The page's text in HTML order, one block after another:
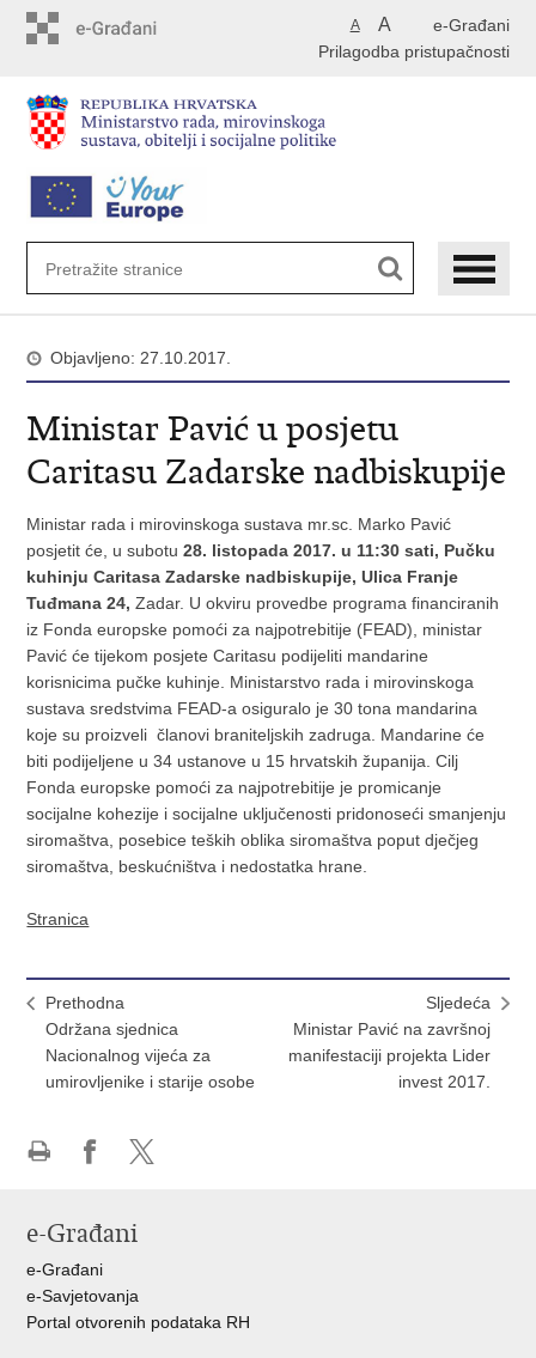
e-Građani
A A
Prilagodba pristupačnosti
Objavljeno: 27.10.2017.
Ministar Pavić u posjetu
Caritasu Zadarske nadbiskupije
Ministar rada i mirovinskoga sustava mr.sc. Marko Pavić
posjetit će, u subotu28. listopada 2017. u 11:30 sati, Pučku
kuhinju Caritasa Zadarske nadbiskupije, Ulica Franje
Tuđmana 24,Zadar. U okviru provedbe programa financiranih
iz Fonda europske pomoći za najpotrebitije (FEAD), ministar
Pavić će tijekom posjete Caritasu podijeliti mandarine
korisnicima pučke kuhinje. Ministarstvo rada i mirovinskoga
sustava sredstvima FEAD-a osiguralo je 30 tona mandarina
koje su proizveli članovi braniteljskih zadruga. Mandarine će
biti podijeljene u 34 ustanove u 15 hrvatskih županija. Cilj
Fonda europske pomoći za najpotrebitije je promicanje
socijalne kohezije i socijalne uključenosti pridonoseći smanjenju
siromaštva, posebice teških oblika siromaštva poput dječjeg
siromaštva, beskućništva i nedostatka hrane.
Stranica
Prethodna
Održana sjednica
Nacionalnog vijeća za
umirovljenike i starije osobe
Sljedeća
Ministar Pavić na završnoj
manifestaciji projekta Lider
invest 2017.
Facebooku
X-
e-Građani
e-Građani
e-Savjetovanja
Portal otvorenih podataka RH